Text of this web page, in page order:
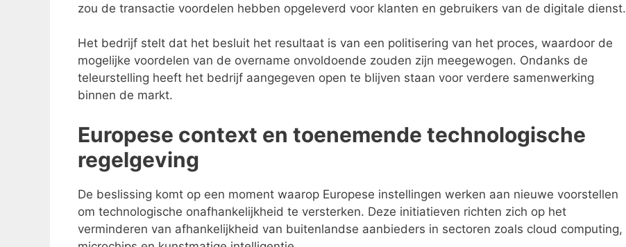
zou de transactie voordelen hebben opgeleverd voor klanten en gebruikers van de digitale dienst.
Het bedrijf stelt dat het besluit het resultaat is van een politisering van het proces, waardoor de
mogelijke voordelen van de overname onvoldoende zouden zijn meegewogen. Ondanks de
teleurstelling heeft het bedrijf aangegeven open te blijven staan voor verdere samenwerking
binnen de markt.
Europese context en toenemende technologische
regelgeving
De beslissing komt op een moment waarop Europese instellingen werken aan nieuwe voorstellen
om technologische onafhankelijkheid te versterken. Deze initiatieven richten zich op het
verminderen van afhankelijkheid van buitenlandse aanbieders in sectoren zoals cloud computing,